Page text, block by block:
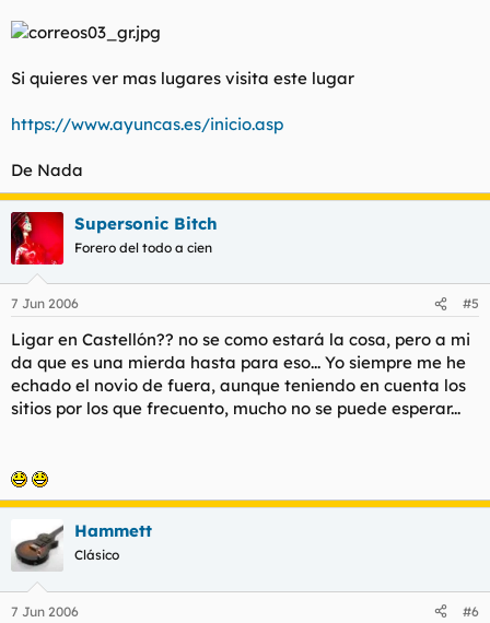
Si quieres ver mas lugares visita este lugar
https://www.ayuncas.es/inicio.asp
De Nada
Supersonic Bitch
Forero del todo a cien
7 Jun 2006 #5
Ligar en Castellón?? no se como estará la cosa, pero a mi
da que es una mierda hasta para eso... Yo siempre me he
echado el novio de fuera, aunque teniendo en cuenta los
sitios por los que frecuento, mucho no se puede esperar...
Hammett
Clásico
7 Jun 2006 #6